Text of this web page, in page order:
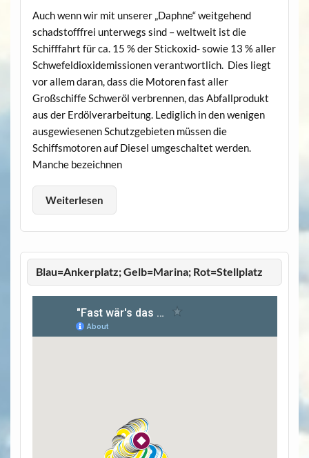
Auch wenn wir mit unserer „Daphne“ weitgehend
schadstofffrei unterwegs sind – weltweit ist die
Schifffahrt für ca. 15 % der Stickoxid- sowie 13 % aller
Schwefeldioxidemissionen verantwortlich. Dies liegt
vor allem daran, dass die Motoren fast aller
Großschiffe Schweröl verbrennen, das Abfallprodukt
aus der Erdölverarbeitung. Lediglich in den wenigen
ausgewiesenen Schutzgebieten müssen die
Schiffsmotoren auf Diesel umgeschaltet werden.
Manche bezeichnen
Weiterlesen
Blau=Ankerplatz; Gelb=Marina; Rot=Stellplatz